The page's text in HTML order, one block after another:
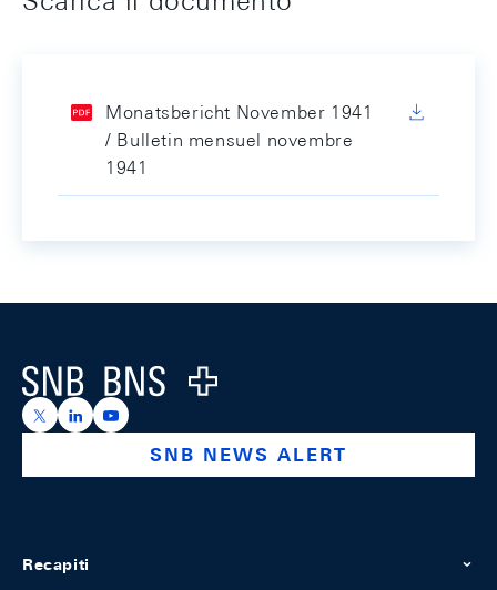
Monatsbericht November 1941
/ Bulletin mensuel novembre
1941
Logo
https://x.com/snb_bns
https://ch.linkedin.com/company/swiss-national-
https://www.youtube.com/@swissnationalbank
SNB NEWS ALERT
Recapiti